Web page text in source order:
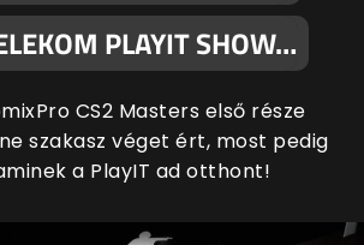
PLAYIT SHOW…
CS2 Masters első része
szakasz véget ért, most pedig
a PlayIT ad otthont!